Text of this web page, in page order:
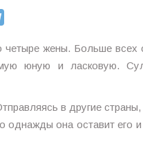
четыре жены. Больше
юную и ласковую.
в другие страны,
однажды она оставит его